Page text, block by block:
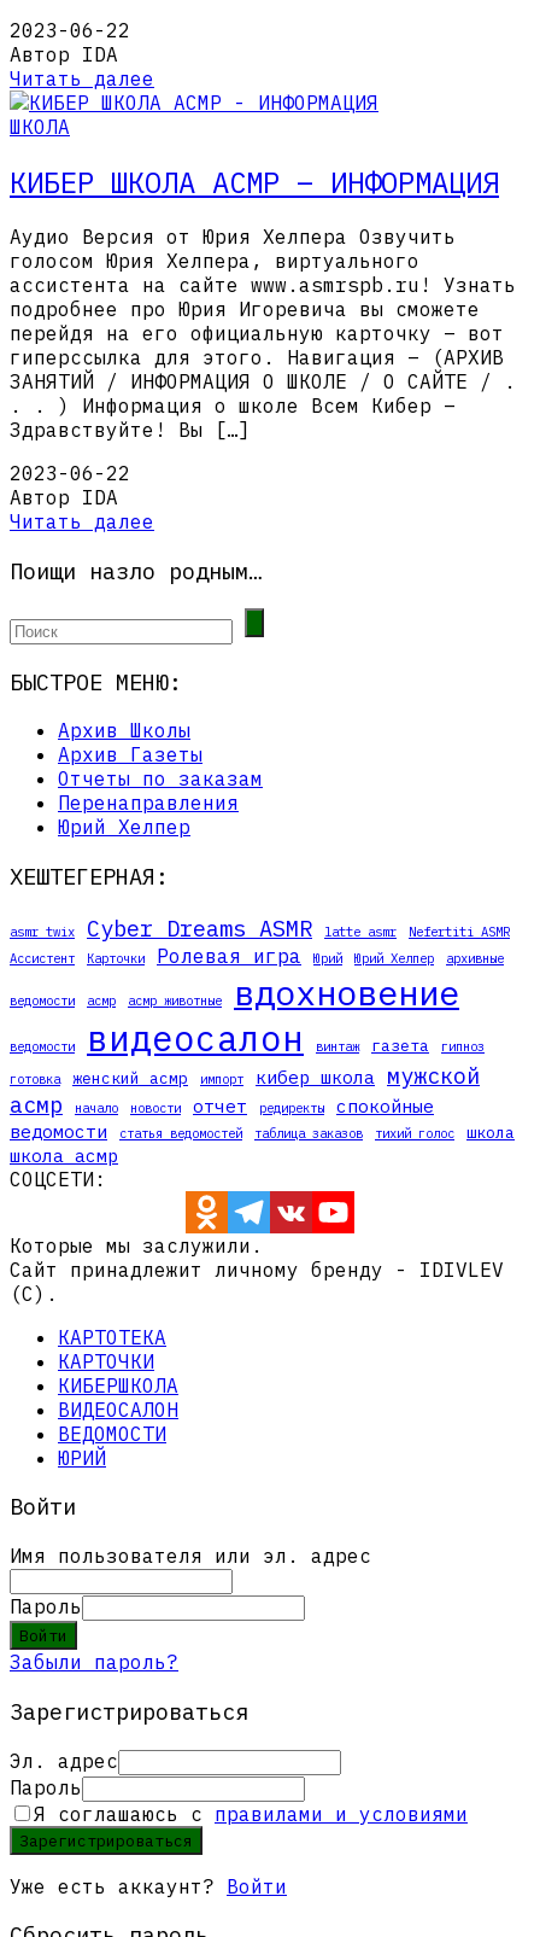
2023-06-22
Автор IDA
Читать далее
ШКОЛА
КИБЕР ШКОЛА АСМР – ИНФОРМАЦИЯ
Аудио Версия от Юрия Хелпера Озвучить
голосом Юрия Хелпера, виртуального
ассистента на сайте www.asmrspb.ru! Узнать
подробнее про Юрия Игоревича вы сможете
перейдя на его официальную карточку – вот
гиперссылка для этого. Навигация – (АРХИВ
ЗАНЯТИЙ / ИНФОРМАЦИЯ О ШКОЛЕ / О САЙТЕ / .
. . ) Информация о школе Всем Кибер –
Здравствуйте! Вы […]
2023-06-22
Автор IDA
Читать далее
Поищи назло родным…
БЫСТРОЕ МЕНЮ:
Архив Школы
Архив Газеты
Отчеты по заказам
Перенаправления
Юрий Хелпер
ХЕШТЕГЕРНАЯ:
asmr twix Cyber Dreams ASMR latte asmr
Nefertiti ASMR
Ассистент
Карточки Ролевая игра Юрий Юрий Хелпер архивные
ведомости асмр асмр животные вдохновение
ведомости видеосалон винтаж газета
гипноз
готовка
женский асмр импорт кибер школа
мужской
асмр
начало новости отчет редиректы
спокойные
ведомости
статья ведомостей таблица заказов тихий голос школа
школа асмр
СОЦСЕТИ:
Которые мы заслужили.
Сайт принадлежит личному бренду - IDIVLEV
(C).
КАРТОТЕКА
КАРТОЧКИ
КИБЕРШКОЛА
ВИДЕОСАЛОН
ВЕДОМОСТИ
ЮРИЙ
Войти
Имя пользователя или эл. адрес
Пароль
Войти
Забыли пароль?
Зарегистрироваться
Эл. адрес
Пароль
Я соглашаюсь с правилами и условиями
Зарегистрироваться
Уже есть аккаунт? Войти